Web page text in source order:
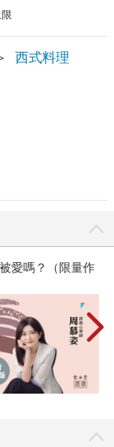
西式料理
愛嗎？（限量作